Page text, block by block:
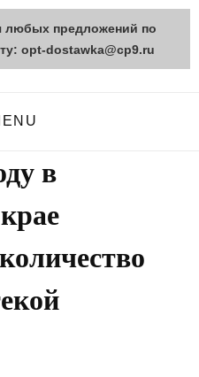
в
любых предложений по
opt-dostawka@cp9.ru